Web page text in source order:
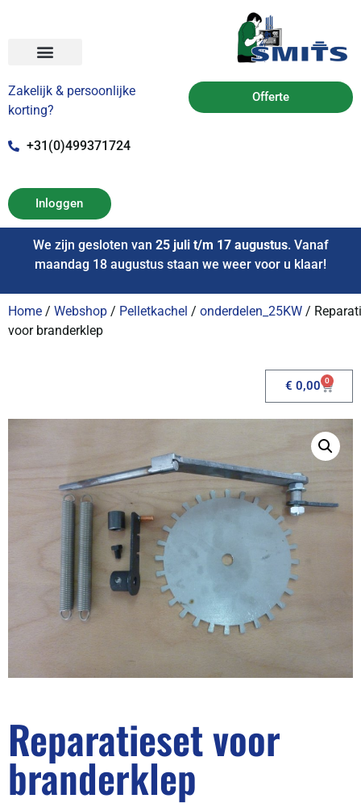
Zakelijk & persoonlijke
korting?
+31(0)499371724
Offerte
Inloggen
We zijn gesloten van 25 juli t/m 17 augustus. Vanaf
maandag 18 augustus staan we weer voor u klaar!
Home / Webshop / Pelletkachel / onderdelen_25KW /
voor branderklep
€ 0,00 0
Reparatieset voor
branderklep